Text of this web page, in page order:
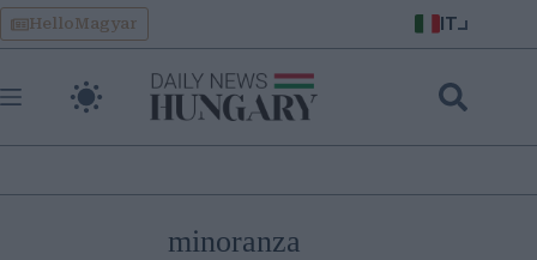
Skip
to
content
HelloMagyar IT
minoranza